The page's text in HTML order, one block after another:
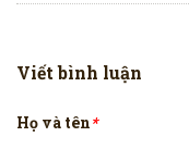
Viết bình luận
Họ và tên*